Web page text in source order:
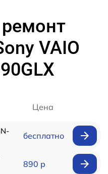
VAIO
Цена
бесплатно
890 р